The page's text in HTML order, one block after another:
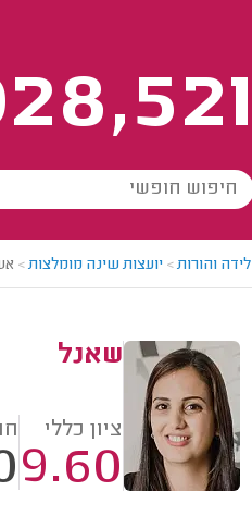
לידה והורות> יועצות שינה מומלצות>
שאנל
ציון כללי
9.60